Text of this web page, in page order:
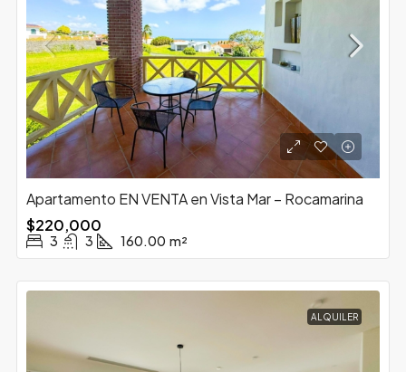
Apartamento EN VENTA en Vista Mar – Rocamarina
$220,000
3 3 160.00 m²
ALQUILER